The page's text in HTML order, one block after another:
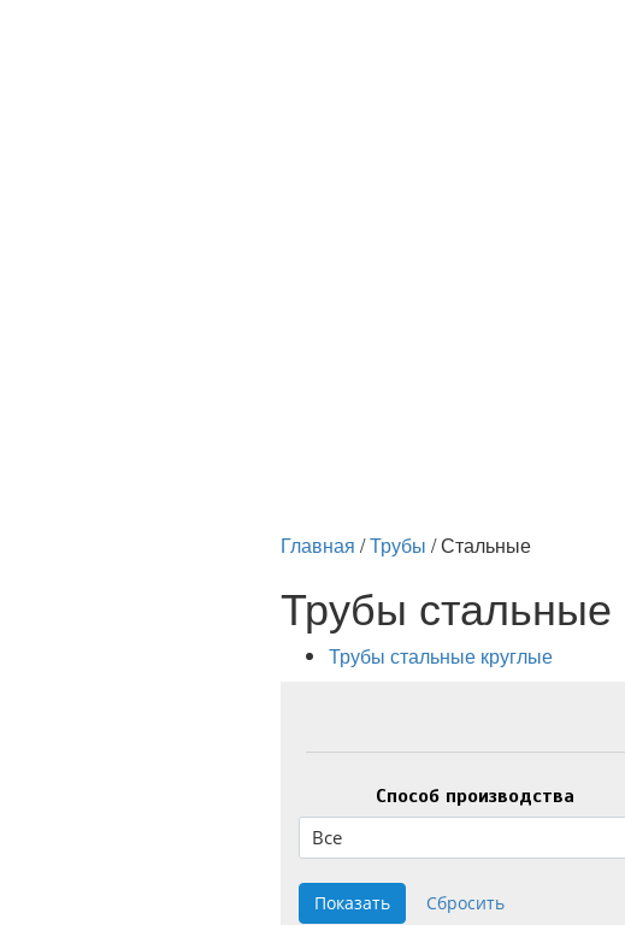
Главная /Трубы /Стальные
Трубы стальные
Трубы стальные круглые
Способ производства
Все